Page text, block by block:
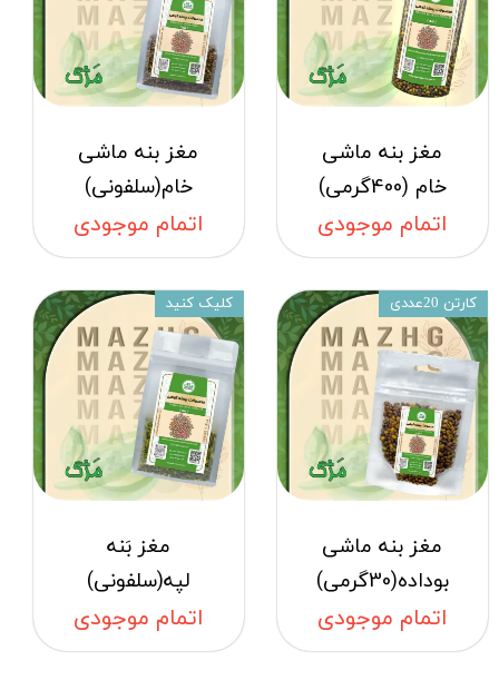
★★★★
مغز بنه ماشی
خام (400گرمی)
اتمام موجودی
مغز بنه ماشی
خام(سلفونی)
اتمام موجودی
مغز بنه ماشی
بوداده(30گرمی)
اتمام موجودی
کارتن 20عددی
مغز بَنه
لپه(سلفونی)
اتمام موجودی
کلیک کنید